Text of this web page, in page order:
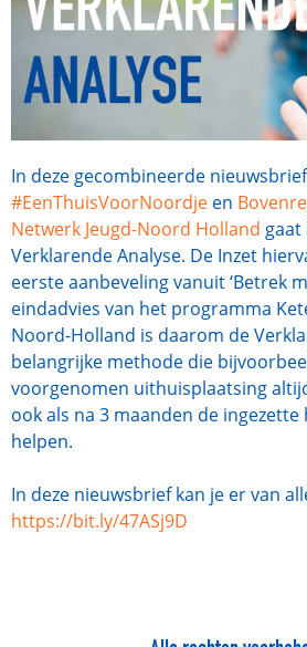
In deze gecombineerde
#EenThuisVoorNoordje en
Netwerk Jeugd-Noord Holland
Verklarende Analyse. De Inzet
eerste aanbeveling vanuit ‘Betrek
eindadvies van het programma
Noord-Holland is daarom de
belangrijke methode die
voorgenomen uithuisplaatsing
ook als na 3 maanden de
helpen.
In deze nieuwsbrief kan je er van
https://bit.ly/47ASj9D